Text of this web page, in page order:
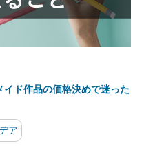
ド作品の価格決めで迷った
ア